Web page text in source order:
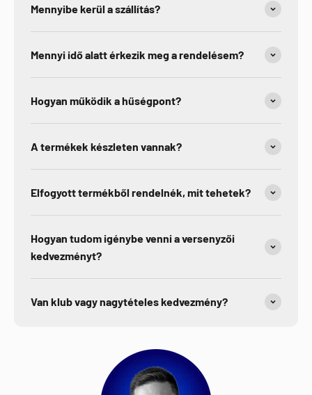
Mennyibe kerül a szállítás?
Mennyi idő alatt érkezik meg a rendelésem?
Hogyan működik a hűségpont?
A termékek készleten vannak?
Elfogyott termékből rendelnék, mit tehetek?
Hogyan tudom igénybe venni a versenyzői
kedvezményt?
Van klub vagy nagytételes kedvezmény?